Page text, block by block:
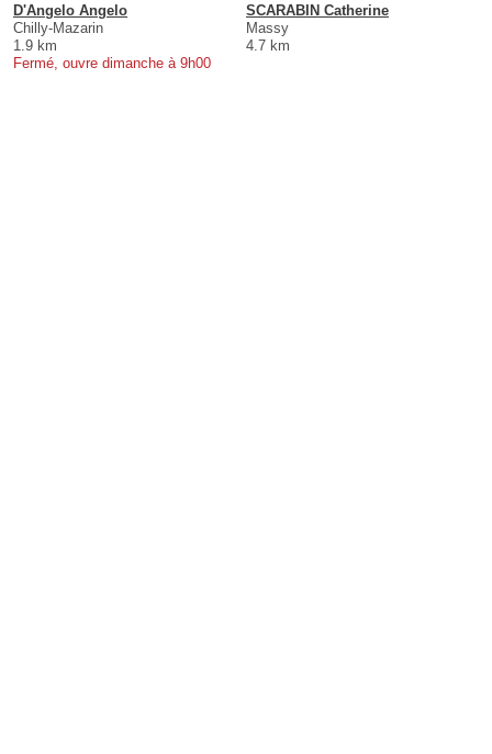
D'Angelo Angelo
Chilly-Mazarin
1.9 km
Fermé, ouvre dimanche à 9h00
SCARABIN Catherine
Massy
4.7 km